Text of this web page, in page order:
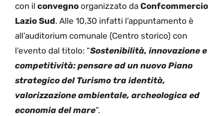
con il convegno organizzato da Confcommercio
Lazio Sud. Alle 10,30 infatti l’appuntamento è
all’auditorium comunale (Centro storico) con
l’evento dal titolo: “Sostenibilità, innovazione e
competitività: pensare ad un nuovo Piano
strategico del Turismo tra identità,
valorizzazione ambientale, archeologica ed
economia del mare”.